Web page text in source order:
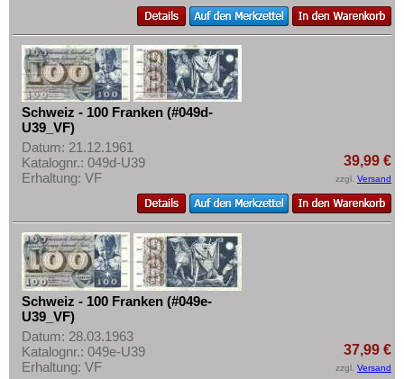
Schweiz - 100 Franken (#049d-
U39_VF)
Datum: 21.12.1961
Katalognr.: 049d-U39
Erhaltung: VF
39,99 €
zzgl. Versand
Schweiz - 100 Franken (#049e-
U39_VF)
Datum: 28.03.1963
Katalognr.: 049e-U39
Erhaltung: VF
37,99 €
zzgl. Versand